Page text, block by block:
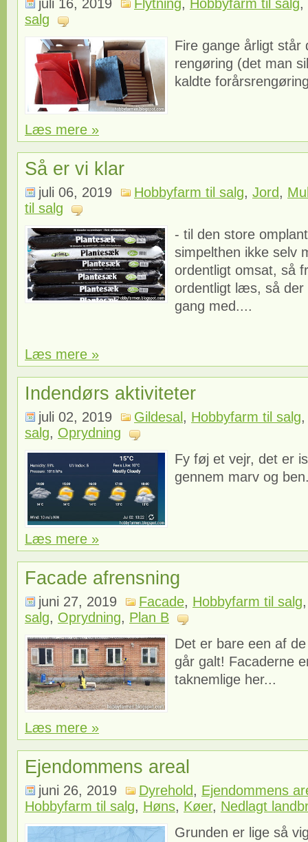
juli 16, 2019 Flytning, Hobbyfarm til salg,
salg
Fire gange årligt
rengøring (det man
kaldte
Læs mere »
Så er vi klar
juli 06, 2019 Hobbyfarm til salg, Jord,
til salg
- til den store
simpelthen ikke selv
ordentligt omsat, så
ordentligt læs, så der
gang med....
Læs mere »
Indendørs aktiviteter
juli 02, 2019 Gildesal, Hobbyfarm til salg
salg, Oprydning
Fy føj et vejr, det er
gennem marv og
Læs mere »
Facade afrensning
juni 27, 2019 Facade, Hobbyfarm til salg
salg, Oprydning, Plan B
Det er bare een af
går galt! Facaderne
taknemlige her...
Læs mere »
Ejendommens areal
juni 26, 2019 Dyrehold, Ejendommens
Hobbyfarm til salg, Høns, Køer, Nedlagt
Grunden er lige så